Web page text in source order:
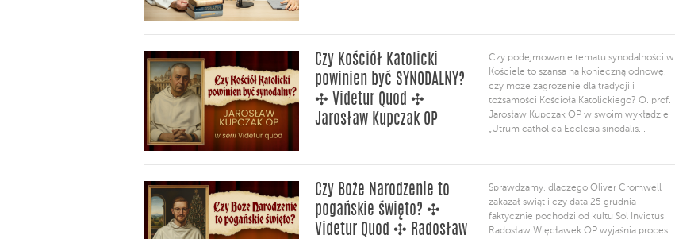
Czy Kościół Katolicki
powinien być SYNODALNY?
✣ Videtur Quod ✣
Jarosław Kupczak OP
Czy podejmowanie tematu synodalności w
Kościele to szansa na konieczną odnowę,
czy może zagrożenie dla tradycji i
tożsamości Kościoła Katolickiego? O. prof.
Jarosław Kupczak OP w swoim wykładzie
„Utrum catholica Ecclesia sinodalis...
Czy Boże Narodzenie to
pogańskie święto? ✣
Videtur Quod ✣ Radosław
Sprawdzamy, dlaczego Oliver Cromwell
zakazał świąt i czy data 25 grudnia
faktycznie pochodzi od kultu Sol Invictus.
Radosław Więcławek OP wyjaśnia proces